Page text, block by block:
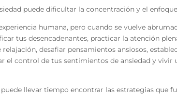
puede dificultar la concentración y el
humana, pero cuando se vuelve
tus desencadenantes, practicar la atención
desafiar pensamientos ansiosos,
el control de tus sentimientos de ansiedad y vivir
puede llevar tiempo encontrar las estrategias que